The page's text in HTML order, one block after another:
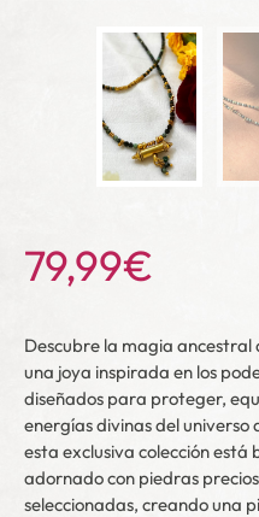
79,99€
Descubre la magia ancestral
una joya inspirada en los
diseñados para proteger,
energías divinas del
esta exclusiva colección
adornado con piedras
seleccionadas, creando una